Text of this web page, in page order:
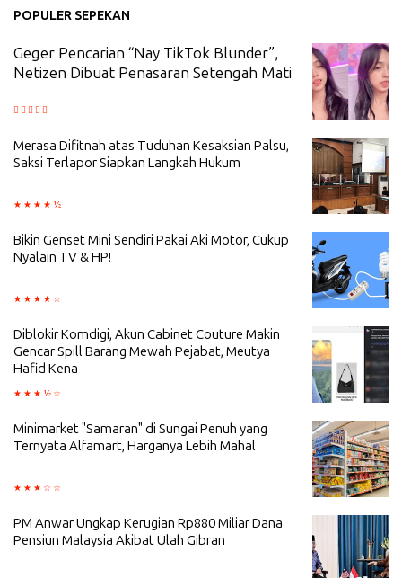
POPULER SEPEKAN
Geger Pencarian “Nay TikTok Blunder”,
Netizen Dibuat Penasaran Setengah Mati
Merasa Difitnah atas Tuduhan Kesaksian Palsu,
Saksi Terlapor Siapkan Langkah Hukum
Bikin Genset Mini Sendiri Pakai Aki Motor, Cukup
Nyalain TV & HP!
Diblokir Komdigi, Akun Cabinet Couture Makin
Gencar Spill Barang Mewah Pejabat, Meutya
Hafid Kena
Minimarket "Samaran" di Sungai Penuh yang
Ternyata Alfamart, Harganya Lebih Mahal
PM Anwar Ungkap Kerugian Rp880 Miliar Dana
Pensiun Malaysia Akibat Ulah Gibran